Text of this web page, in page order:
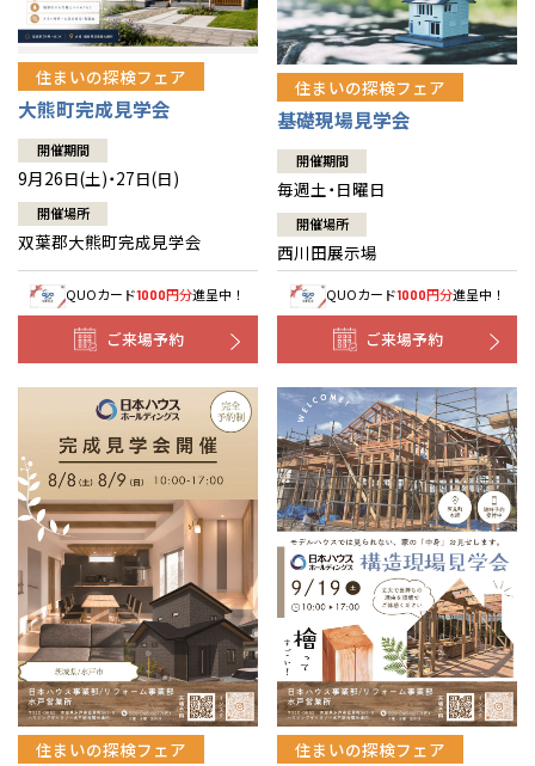
住まいの探検フェア
大熊町完成見学会
開催期間
9月26日(土)・27日(日)
開催場所
双葉郡大熊町完成見学会
QUOカード1000円分進呈中！
ご来場予約
住まいの探検フェア
基礎現場見学会
開催期間
毎週土・日曜日
開催場所
西川田展示場
QUOカード1000円分進呈中！
ご来場予約
住まいの探検フェア 住まいの探検フェア